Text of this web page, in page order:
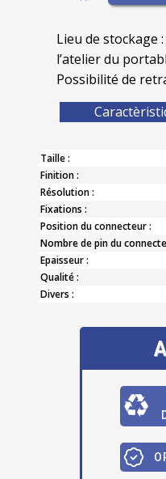
Lieu de stockage :
l’atelier du
Possibilité de
Taille :
Finition :
Résolution :
Fixations :
Position du connecteur :
Nombre de pin du
Epaisseur :
Qualité :
Divers :